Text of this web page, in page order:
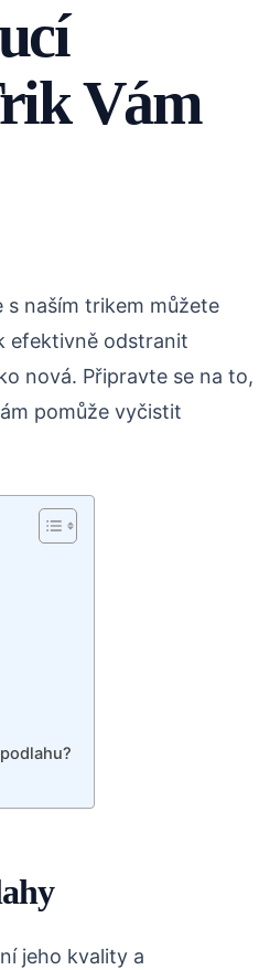
Vám
naším trikem můžete
efektivně odstranit
nová. Připravte se na to,
pomůže vyčistit
jeho kvality a